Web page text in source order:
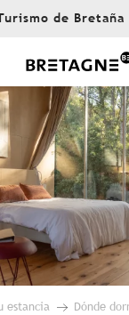
de Bretaña
estancia
Dónde